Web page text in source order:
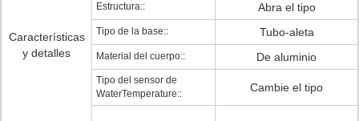
Características
y detalles
Estructura:: Abra el tipo
Tipo de la base:: Tubo-aleta
Material del cuerpo:: De aluminio
Tipo del sensor de
WaterTemperature::
Cambie el tipo